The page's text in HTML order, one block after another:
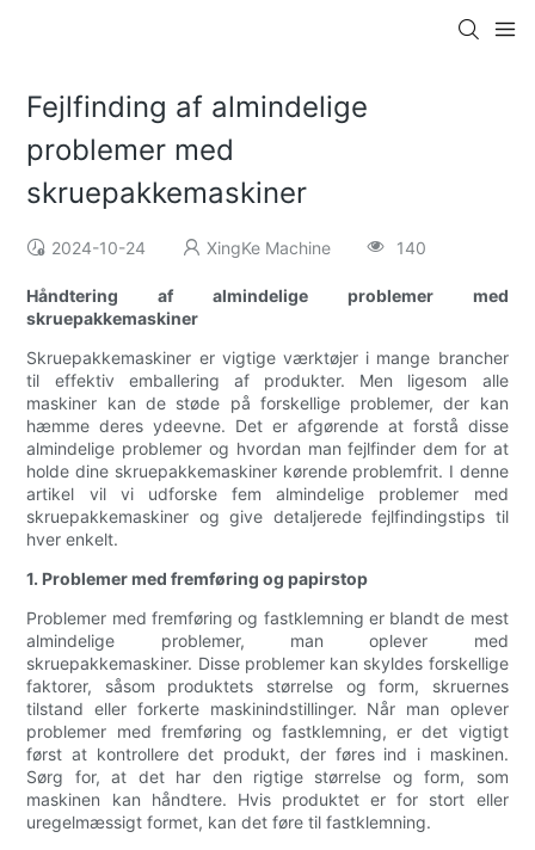
Fejlfinding af almindelige
problemer med
skruepakkemaskiner
2024-10-24 XingKe Machine 140
Håndtering af almindelige problemer med
skruepakkemaskiner
Skruepakkemaskiner er vigtige værktøjer i mange brancher
til effektiv emballering af produkter. Men ligesom alle
maskiner kan de støde på forskellige problemer, der kan
hæmme deres ydeevne. Det er afgørende at forstå disse
almindelige problemer og hvordan man fejlfinder dem for at
holde dine skruepakkemaskiner kørende problemfrit. I denne
artikel vil vi udforske fem almindelige problemer med
skruepakkemaskiner og give detaljerede fejlfindingstips til
hver enkelt.
1. Problemer med fremføring og papirstop
Problemer med fremføring og fastklemning er blandt de mest
almindelige problemer, man oplever med
skruepakkemaskiner. Disse problemer kan skyldes forskellige
faktorer, såsom produktets størrelse og form, skruernes
tilstand eller forkerte maskinindstillinger. Når man oplever
problemer med fremføring og fastklemning, er det vigtigt
først at kontrollere det produkt, der føres ind i maskinen.
Sørg for, at det har den rigtige størrelse og form, som
maskinen kan håndtere. Hvis produktet er for stort eller
uregelmæssigt formet, kan det føre til fastklemning.